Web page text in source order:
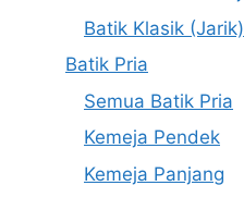
Batik Klasik (Jarik)
Batik Pria
Semua Batik Pria
Kemeja Pendek
Kemeja Panjang